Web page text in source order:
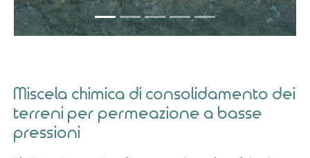
Miscela chimica di consolidamento dei
terreni per permeazione a basse
pressioni